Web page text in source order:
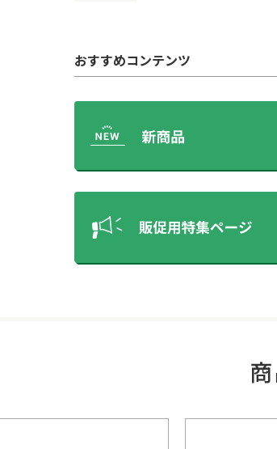
おすすめコンテンツ